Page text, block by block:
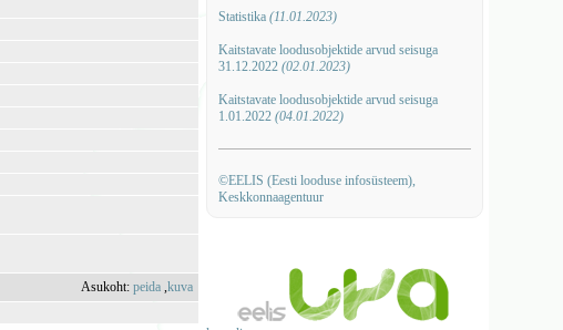
Statistika (11.01.2023)
Kaitstavate loodusobjektide arvud seisuga
31.12.2022 (02.01.2023)
Kaitstavate loodusobjektide arvud seisuga
1.01.2022 (04.01.2022)
©EELIS (Eesti looduse infosüsteem),
Keskkonnaagentuur
Asukoht:peida ,kuva